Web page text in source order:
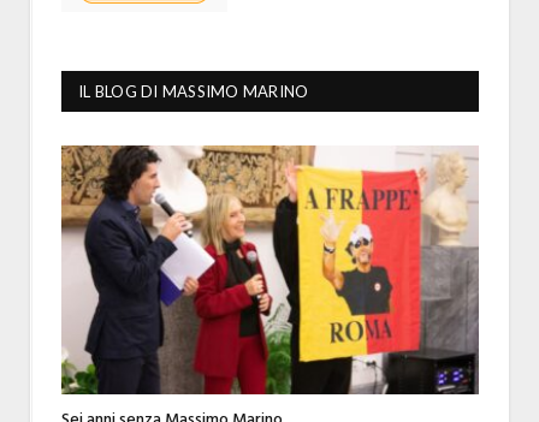
IL BLOG DI MASSIMO MARINO